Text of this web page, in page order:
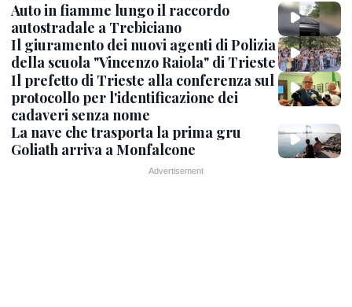
Auto in fiamme lungo il raccordo
autostradale a Trebiciano
Il giuramento dei nuovi agenti di Polizia
della scuola "Vincenzo Raiola" di Trieste
Il prefetto di Trieste alla conferenza sul
protocollo per l'identificazione dei
cadaveri senza nome
La nave che trasporta la prima gru
Goliath arriva a Monfalcone